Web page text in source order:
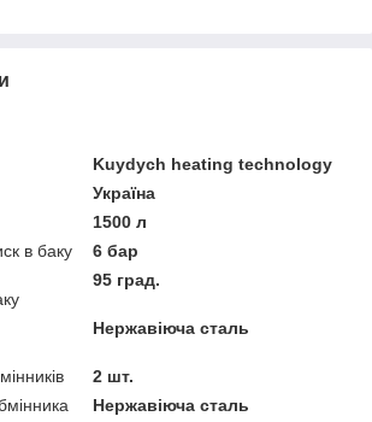
Kuydych heating technology
Україна
1500 л
в баку
6 бар
95 град.
Нержавіюча сталь
2 шт.
Нержавіюча сталь